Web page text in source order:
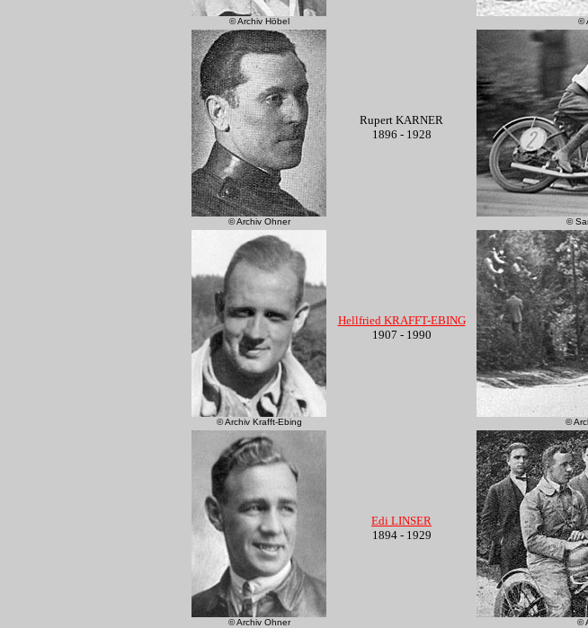
© Archiv Höbel ©
© Archiv Ohner
Rupert KARNER
1896 - 1928
©
© Archiv Krafft-Ebing
Hellfried KRAFFT-EBING
1907 - 1990
©
© Archiv Ohner
Edi LINSER
1894 - 1929
©